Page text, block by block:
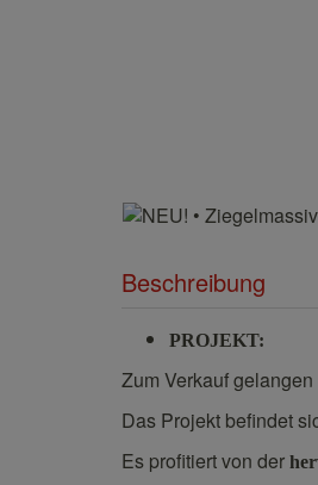
Beschreibung
PROJEKT:
Zum Verkauf gelangen
Das Projekt befindet
Es profitiert von der